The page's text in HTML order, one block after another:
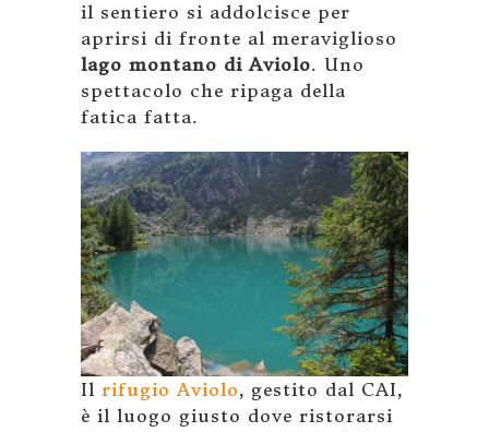
il sentiero si addolcisce per
aprirsi di fronte al meraviglioso
lago montano di Aviolo. Uno
spettacolo che ripaga della
fatica fatta.
Il rifugio Aviolo, gestito dal CAI,
è il luogo giusto dove ristorarsi